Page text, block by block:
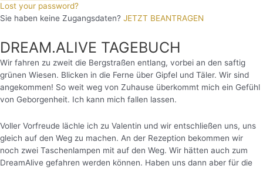
Lost your password?
Sie haben keine Zugangsdaten? JETZT BEANTRAGEN
DREAM.ALIVE TAGEBUCH
Wir fahren zu zweit die Bergstraßen entlang, vorbei an den saftig
grünen Wiesen. Blicken in die Ferne über Gipfel und Täler. Wir sind
angekommen! So weit weg von Zuhause überkommt mich ein Gefühl
von Geborgenheit. Ich kann mich fallen lassen.
Voller Vorfreude lächle ich zu Valentin und wir entschließen uns, uns
gleich auf den Weg zu machen. An der Rezeption bekommen wir
noch zwei Taschenlampen mit auf den Weg. Wir hätten auch zum
DreamAlive gefahren werden können. Haben uns dann aber für die